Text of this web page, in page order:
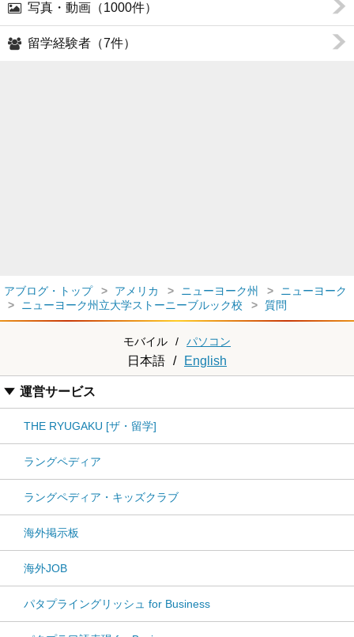
写真・動画（1000件）
留学経験者（7件）
アブログ・トップ アメリカ ニューヨーク州
ニューヨーク
ニューヨーク州立大学ストーニーブルック校
質問
モバイル / パソコン
日本語 / English
運営サービス
THE RYUGAKU [ザ・留学]
ラングペディア
ラングペディア・キッズクラブ
海外掲示板
海外JOB
パタプライングリッシュ for Business